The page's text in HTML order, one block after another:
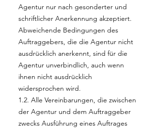
Agentur nur nach gesonderter und
schriftlicher Anerkennung akzeptiert.
Abweichende Bedingungen des
Auftraggebers, die die Agentur nicht
ausdrücklich anerkennt, sind für die
Agentur unverbindlich, auch wenn
ihnen nicht ausdrücklich
widersprochen wird.
1.2. Alle Vereinbarungen, die zwischen
der Agentur und dem Auftraggeber
zwecks Ausführung eines Auftrages